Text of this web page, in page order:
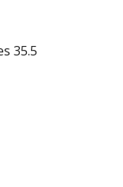
35.5